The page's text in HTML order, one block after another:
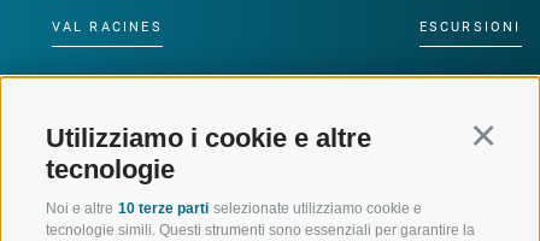
Utilizziamo i cookie e altre
tecnologie
Noi e altre 10 terze parti selezionate utilizziamo cookie e
tecnologie simili. Questi strumenti sono essenziali per garantire la
VAL RACINES
VAL RIDANNA
IMPIANTI DI RISALITA
SCUOLA DI SCI RACINES
ESCURSIONI
ALTA